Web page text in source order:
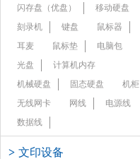
闪存盘（优盘）
移动硬盘
刻录机
键盘
鼠标器
耳麦
鼠标垫
电脑包
光盘
计算机内存
机械硬盘
固态硬盘
机柜
无线网卡
网线
电源线
数据线
> 文印设备